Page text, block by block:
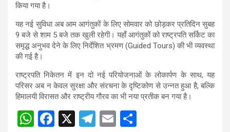
किया गया है।
यह नई सुविधा अब आम आगंतुकों के लिए सोमवार को छोड़कर प्रतिदिन सुबह
9 बजे से शाम 5 बजे तक खुली रहेगी। यहाँ आगंतुकों को राष्ट्रपति सर्किट का
समृद्ध अनुभव देने के लिए निर्देशित भ्रमण (Guided Tours) की भी व्यवस्था
की गई है।
राष्ट्रपति निकेतन में इन दो नई परियोजनाओं के लोकार्पण के साथ, यह
परिसर अब न केवल सुरक्षा और संरचना के दृष्टिकोण से उन्नत हुआ है, बल्कि
हिमालयी विरासत और राष्ट्रीय गौरव का भी नया प्रतीक बन गया है।
PostW F
X
T
E